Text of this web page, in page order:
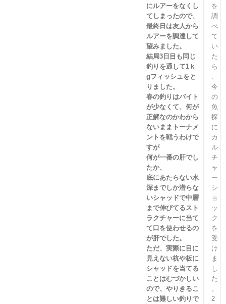
にルアーをなくし
てしまったので、
最終日は友人から
ルアーを調達して
望みました。
結局3日目も同じ
釣りを通して1ｋ
gフィッシュをと
りました。
春の釣りはバイト
が少なくて、何が
正解なのかわから
ないままトーナメ
ントを戦うわけで
すが
何が一番の肝でし
たか、
底にあたらない水
深までしか潜らな
いシャッドで中層
まで伸びてるスト
ラクチャーに当て
て口を使わせるの
が肝でした。
ただ、実際に目に
見えない杭や板に
シャッドを当てる
ことはむづかしい
ので、やりきるこ
とは難しい釣りで
を
調
べ
て
い
た
ら
、
今
の
魚
探
に
カ
ル
チ
ャ
ー
シ
ョ
ッ
ク
を
受
け
ま
し
た
。
2